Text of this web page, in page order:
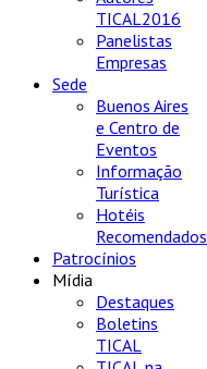
TICAL2016
Panelistas
Empresas
Sede
Buenos Aires
e Centro de
Eventos
Informação
Turística
Hotéis
Recomendados
Patrocínios
Mídia
Destaques
Boletins
TICAL